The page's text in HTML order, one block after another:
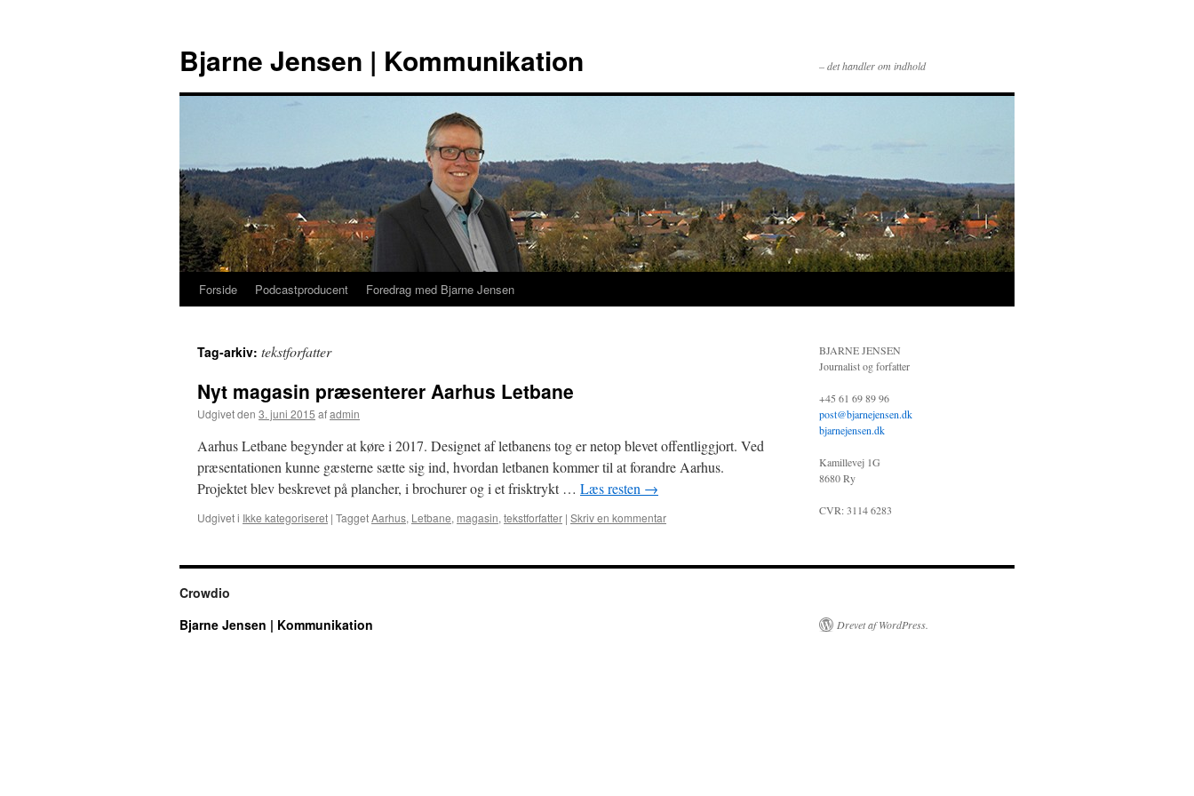
indhold
Bjarne Jensen | Kommunikation – det handler om indhold
Forside Podcastproducent Foredrag med Bjarne Jensen
Tag-arkiv: tekstforfatter
Nyt magasin præsenterer Aarhus Letbane
Udgivet den 3. juni 2015 afadmin
Aarhus Letbane begynder at køre i 2017. Designet af letbanens tog er netop blevet offentliggjort. Ved
præsentationen kunne gæsterne sætte sig ind, hvordan letbanen kommer til at forandre Aarhus.
Projektet blev beskrevet på plancher, i brochurer og i et frisktrykt … Læs resten →
Udgivet i Ikke kategoriseret | TaggetAarhus, Letbane, magasin, tekstforfatter | Skriv en kommentar
BJARNE JENSEN
Journalist og forfatter
+45 61 69 89 96
post@bjarnejensen.dk
bjarnejensen.dk
Kamillevej 1G
8680 Ry
CVR: 3114 6283
Crowdio
Bjarne Jensen | Kommunikation
Drevet af WordPress.